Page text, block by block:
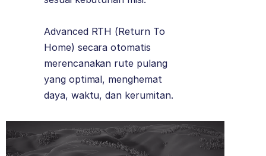
Advanced RTH (Return To
Home) secara otomatis
merencanakan rute pulang
yang optimal, menghemat